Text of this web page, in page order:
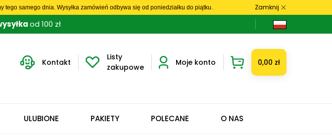
tego samego dnia. Wysyłka zamówień odbywa się od poniedziałku do piątku. Zamknij
od 100 zł
Kontakt
Listy
zakupowe
Moje konto 0,00 zł
ULUBIONE PAKIETY POLECANE O NAS